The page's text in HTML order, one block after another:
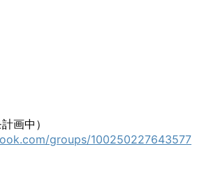
画中）
groups/100250227643577